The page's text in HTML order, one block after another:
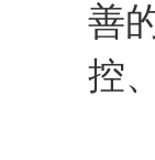
善
控